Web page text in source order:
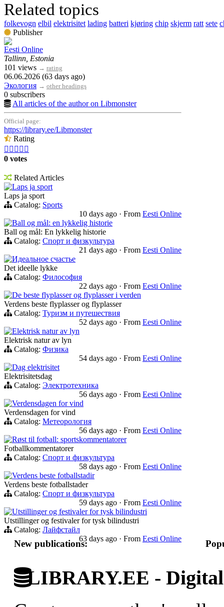
Related topics
folkevogn elbil elektrisitet lading batteri kjøring chip skjerm ratt sete
Publisher
Eesti Online
Tallinn, Estonia
101 views → rating
06.06.2026 (63 days ago)
Экология → other headings
0 subscribers
All articles of the author on Libmonster
Official page:
https://library.ee/Libmonster
Rating
    
0 votes
Related Articles
Laps ja sport
Laps ja sport
Catalog: Sports
10 days ago · From Eesti Online
Ball og mål: en lykkelig historie
Ball og mål: En lykkelig historie
Catalog: Спорт и физкультура
21 days ago · From Eesti Online
Идеальное счастье
Det ideelle lykke
Catalog: Философия
22 days ago · From Eesti Online
De beste flyplasser og flyplasser i verden
Verdens beste flyplasser og flyplasser
Catalog: Туризм и путешествия
52 days ago · From Eesti Online
Elektrisk natur av lyn
Elektrisk natur av lyn
Catalog: Физика
54 days ago · From Eesti Online
Dag elektrisitet
Elektrisitetsdag
Catalog: Электротехника
56 days ago · From Eesti Online
Verdensdagen for vind
Verdensdagen for vind
Catalog: Метеорология
56 days ago · From Eesti Online
Røst til fotball: sportskommentatorer
Fotballkommentatorer
Catalog: Спорт и физкультура
58 days ago · From Eesti Online
Verdens beste fotballstadir
Verdens beste fotballstader
Catalog: Спорт и физкультура
59 days ago · From Eesti Online
Utstillinger og festivaler for tysk bilindustri
Utstillinger og festivaler for tysk bilindustri
Catalog: Лайфстайл
63 days ago · From Eesti Online
New publications:
LIBRARY.EE -